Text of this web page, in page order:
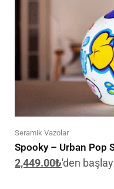
Seramik Vazolar
Spooky – Urban Pop
2,449.00₺'den